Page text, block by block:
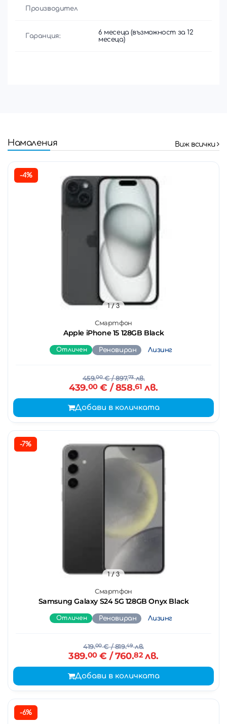
Производител
Гаранция:
6 месеца (възможност за 12
месеца)
Намаления Виж всички
-4%
Смартфон
Apple iPhone 15 128GB Black
1/ 3
Отличен Реновиран Лизинг
459.00€/ 897.73лв.
439.00€ / 858.61 лв.
Добави в количката
-7%
Смартфон
Samsung Galaxy S24 5G 128GB Onyx Black
1/ 3
Отличен Реновиран Лизинг
419.00€/ 819.49лв.
389.00€ / 760.82лв.
Добави в количката
-6%